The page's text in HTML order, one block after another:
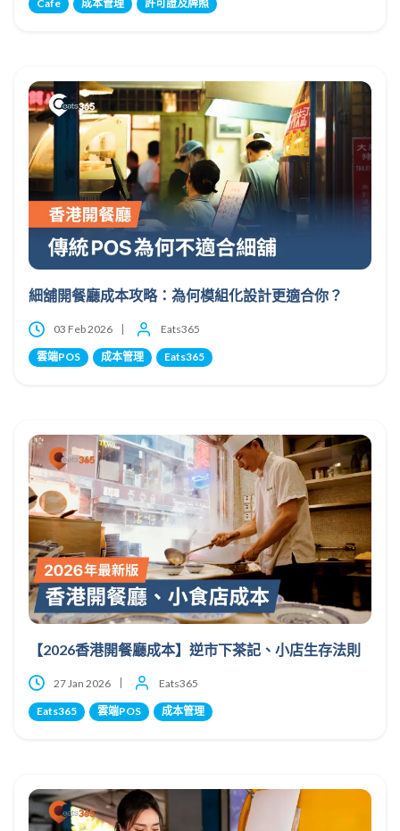
Cafe 成本管理 許可證及牌照
細舖開餐廳成本攻略：為何模組化設計更適合你？
03 Feb 2026 Eats365
雲端POS 成本管理 Eats365
【2026香港開餐廳成本】逆市下茶記、小店生存法則
27 Jan 2026 Eats365
Eats365 雲端POS 成本管理